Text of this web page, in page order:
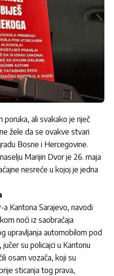
ali svakako je riječ
žele da se ovakve stvari
Bosne i Hercegovine.
Marijin Dvor je 26. maja
nesreće u kojoj je jedna
Kantona Sarajevo, navodi
noći iz saobraćaja
upravljanja automobilom pod
su policajci u Kantonu
osam vozača, koji su
sticanja tog prava,